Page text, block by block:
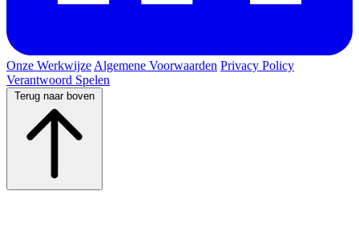
Onze Werkwijze Algemene Voorwaarden Privacy Policy
Verantwoord Spelen
Terug naar boven